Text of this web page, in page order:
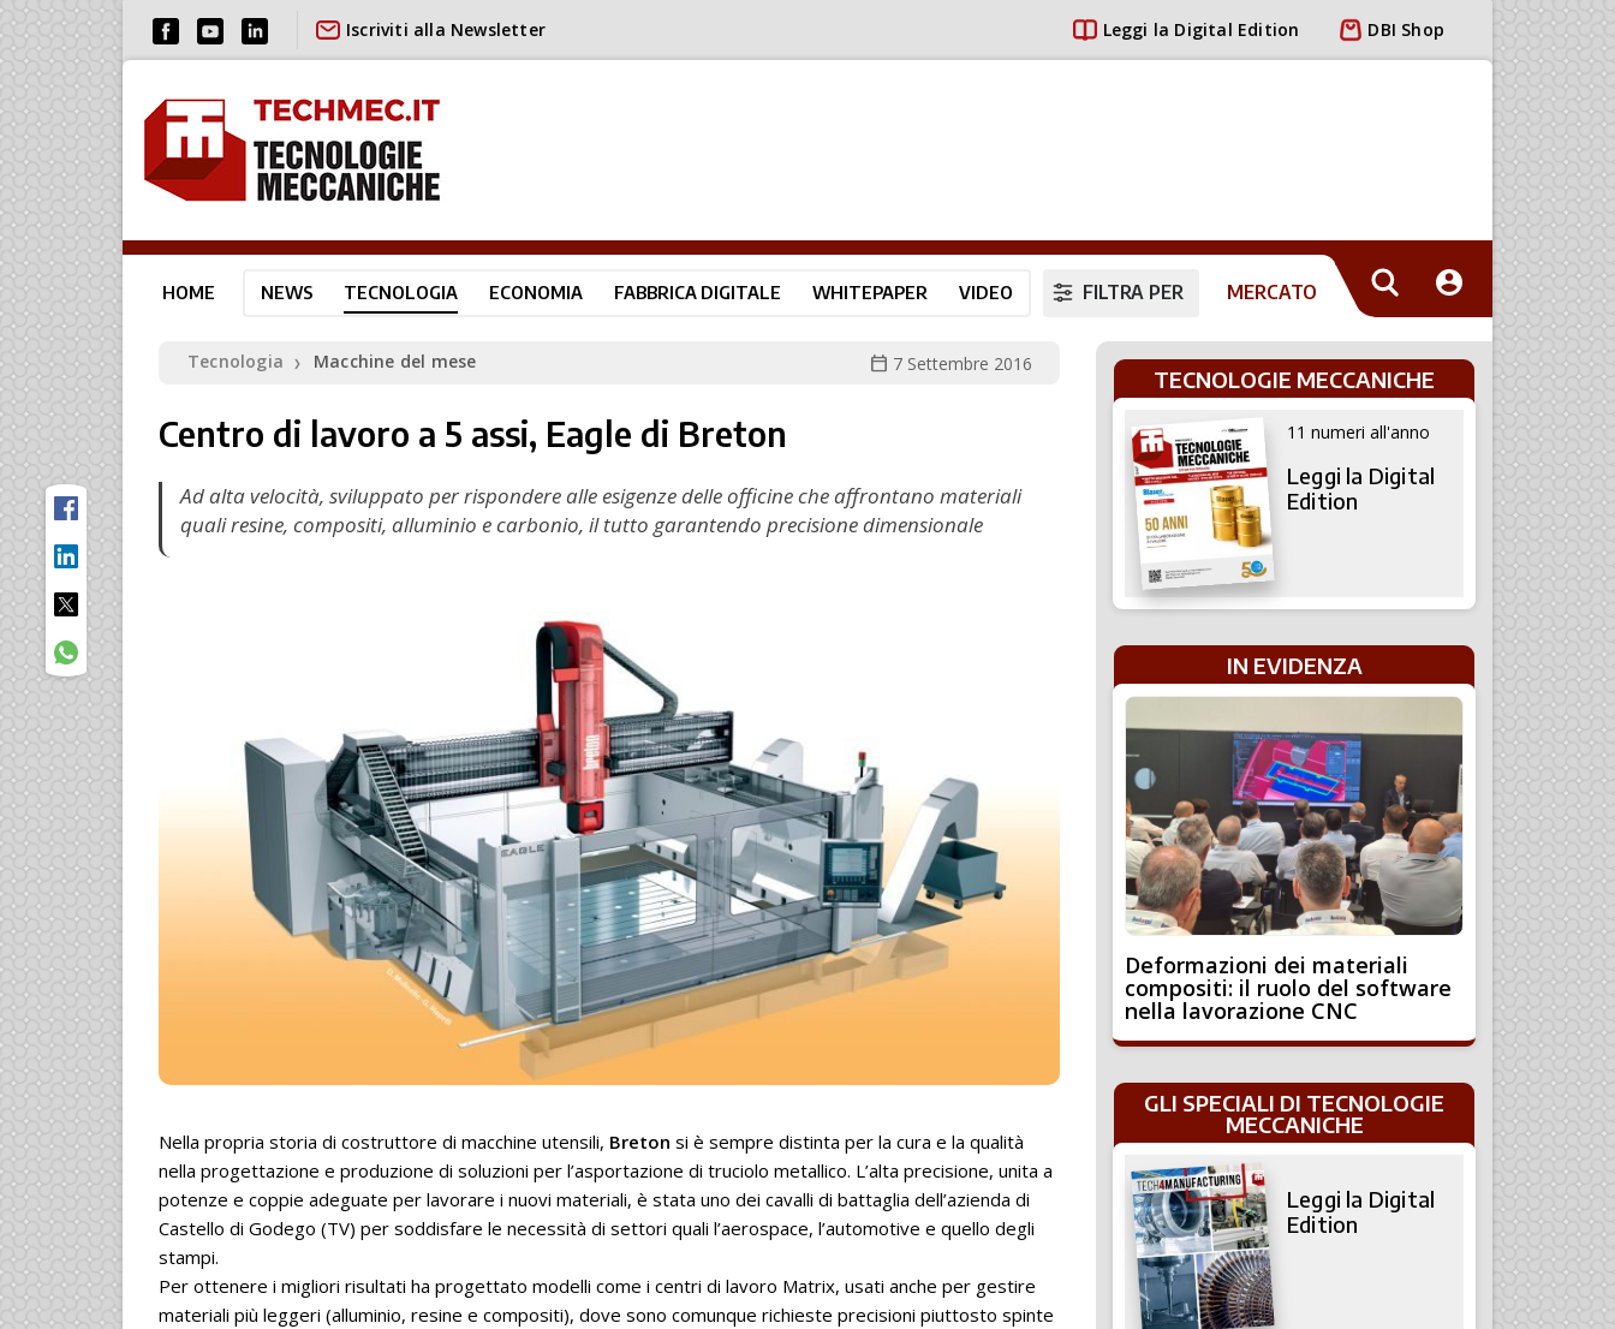
Iscriviti alla Newsletter Leggi la Digital Edition DBI Shop
HOME NEWS TECNOLOGIA ECONOMIA FABBRICA DIGITALE WHITEPAPER VIDEO FILTRA PER MERCATO
Tecnologia ❯ Macchine del mese calendar_today 7 Settembre 2016
Centro di lavoro a 5 assi, Eagle di Breton
Ad alta velocità, sviluppato per rispondere alle esigenze delle officine che affrontano materiali
quali resine, compositi, alluminio e carbonio, il tutto garantendo precisione dimensionale
Nella propria storia di costruttore di macchine utensili, Breton si è sempre distinta per la cura e la qualità
nella progettazione e produzione di soluzioni per l’asportazione di truciolo metallico. L’alta precisione, unita a
potenze e coppie adeguate per lavorare i nuovi materiali, è stata uno dei cavalli di battaglia dell’azienda di
Castello di Godego (TV) per soddisfare le necessità di settori quali l’aerospace, l’automotive e quello degli
stampi.
Per ottenere i migliori risultati ha progettato modelli come i centri di lavoro Matrix, usati anche per gestire
materiali più leggeri (alluminio, resine e compositi), dove sono comunque richieste precisioni piuttosto spinte
TECNOLOGIE MECCANICHE
11 numeri all'anno
Leggi la Digital
Edition
IN EVIDENZA
Deformazioni dei materiali
compositi: il ruolo del software
nella lavorazione CNC
GLI SPECIALI DI TECNOLOGIE
MECCANICHE
Leggi la Digital
Edition